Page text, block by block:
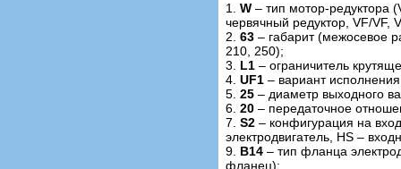
1. W – тип мотор-редуктора
червячный редуктор, VF/VF,
2. 63 – габарит (межосевое
210, 250);
3. L1 – ограничитель
4. UF1 – вариант
5. 25 – диаметр выходного
6. 20 – передаточное
7. S2 – конфигурация на
электродвигатель, HS –
9. B14 – тип фланца
фланец);